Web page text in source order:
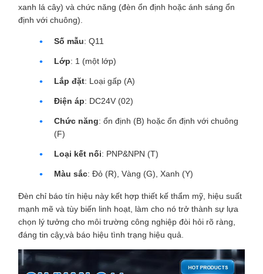
xanh lá cây) và chức năng (đèn ổn định hoặc ánh sáng ổn
định với chuông).
Số mẫu: Q11
Lớp: 1 (một lớp)
Lắp đặt: Loại gấp (A)
Điện áp: DC24V (02)
Chức năng: ổn định (B) hoặc ổn định với chuông
(F)
Loại kết nối: PNP&NPN (T)
Màu sắc: Đỏ (R), Vàng (G), Xanh (Y)
Đèn chỉ báo tín hiệu này kết hợp thiết kế thẩm mỹ, hiệu suất
mạnh mẽ và tùy biến linh hoạt, làm cho nó trở thành sự lựa
chọn lý tưởng cho môi trường công nghiệp đòi hỏi rõ ràng,
đáng tin cậy,và báo hiệu tình trạng hiệu quả.